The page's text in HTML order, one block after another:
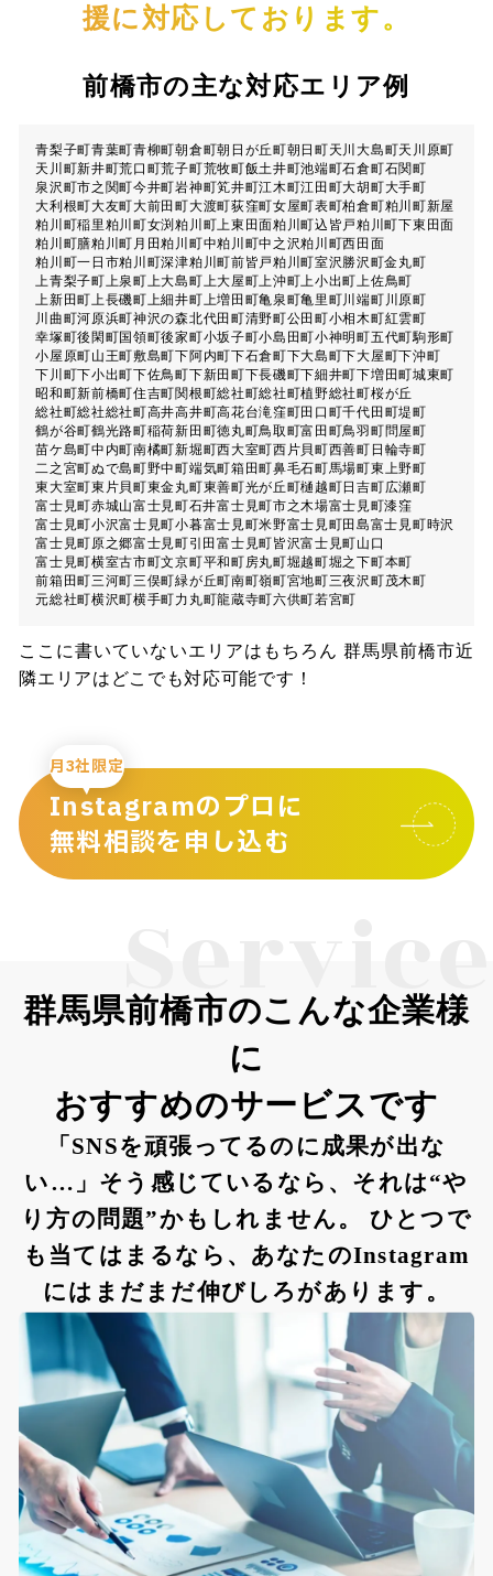
援に対応しております。
前橋市の主な対応エリア例
青梨子町青葉町青柳町朝倉町朝日が丘町朝日町天川大島町天川原町
天川町新井町荒口町荒子町荒牧町飯土井町池端町石倉町石関町
泉沢町市之関町今井町岩神町笂井町江木町江田町大胡町大手町
大利根町大友町大前田町大渡町荻窪町女屋町表町柏倉町粕川町新屋
粕川町稲里粕川町女渕粕川町上東田面粕川町込皆戸粕川町下東田面
粕川町膳粕川町月田粕川町中粕川町中之沢粕川町西田面
粕川町一日市粕川町深津粕川町前皆戸粕川町室沢勝沢町金丸町
上青梨子町上泉町上大島町上大屋町上沖町上小出町上佐鳥町
上新田町上長磯町上細井町上増田町亀泉町亀里町川端町 川原町
川曲町河原浜町神沢の森北代田町清野町公田町小相木町紅雲町
幸塚町後閑町国領町後家町小坂子町小島田町小神明町五代町駒形町
小屋原町山王町敷島町下阿内町下石倉町下大島町下大屋町下沖町
下川町下小出町下佐鳥町下新田町下長磯町下細井町下増田町城東町
昭和町新前橋町住吉町関根町総社町総社町植野総社町桜が丘
総社町総社総社町高井高井町高花台滝窪町田口町千代田町堤町
鶴が谷町鶴光路町稲荷新田町徳丸町鳥取町富田町鳥羽町問屋町
苗ケ島町中内町南橘町新堀町西大室町西片貝町西善町 日輪寺町
二之宮町ぬで島町野中町端気町箱田町鼻毛石町馬場町東上野町
東大室町東片貝町東金丸町東善町光が丘町樋越町日吉町広瀬町
富士見町赤城山富士見町石井富士見町市之木場富士見町漆窪
富士見町小沢富士見町小暮富士見町米野富士見町田島富士見町時沢
富士見町原之郷富士見町引田富士見町皆沢富士見町山口
富士見町横室古市町文京町平和町房丸町堀越町堀之下町本町
前箱田町三河町三俣町緑が丘町南町嶺町宮地町三夜沢町茂木町
元総社町横沢町横手町力丸町龍蔵寺町六供町若宮町
ここに書いていないエリアはもちろん 群馬県前橋市近
隣エリアはどこでも対応可能です！
月3社限定
Instagramのプロに
無料相談を申し込む
Service
群馬県前橋市のこんな企業様
に
おすすめのサービスです
「SNSを頑張ってるのに成果が出な
い…」そう感じているなら、それは“や
り方の問題”かもしれません。 ひとつで
も当てはまるなら、あなたのInstagram
にはまだまだ伸びしろがあります。